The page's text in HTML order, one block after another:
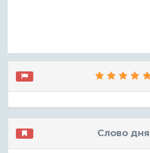
Слово дня